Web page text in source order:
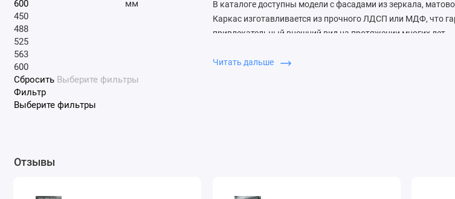
мм
450
488
525
563
600
Сбросить Выберите фильтры
Фильтр
Выберите фильтры
В каталоге доступны модели с фасадами из зеркала,
Каркас изготавливается из прочного ЛДСП или МДФ, что
привлекательный внешний вид на протяжении многих лет.
Шкафы высотой 2.1 м и глубиной 0.65 м оснащены
Читать дальше
Отзывы